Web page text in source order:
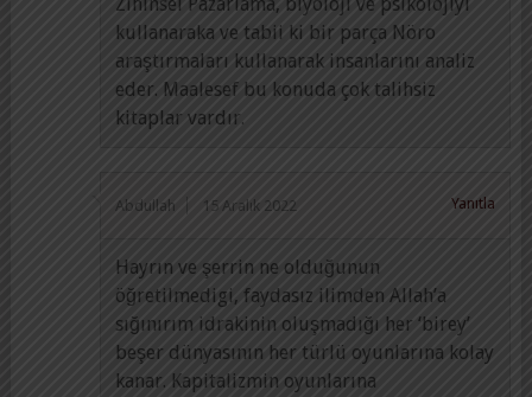
kullanaraka ve tabii ki bir parça Nöro
araştırmaları kullanarak insanlarını analiz
eder. Maalesef bu konuda çok talihsiz
kitaplar vardır.
Abdullah 15 Aralık 2022 Yanıtla
Hayrın ve şerrin ne olduğunun
öğretilmedigi, faydasız ilimden Allah’a
sığınırım idrakinin oluşmadığı her ‘birey’
beşer dünyasının her türlü oyunlarına kolay
kanar. Kapitalizmin oyunlarına